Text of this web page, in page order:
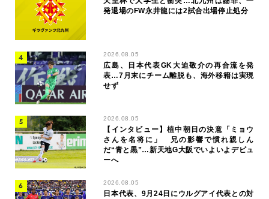
発退場のFW永井龍には2試合出場停止処分
2026.08.05
広島、日本代表GK大迫敬介の再合流を発
表…7月末にチーム離脱も、海外移籍は実現
せず
2026.08.05
【インタビュー】植中朝日の決意「ミョウ
さんを名将に」 兄の影響で慣れ親しん
だ“青と黒”…新天地G大阪でいよいよデビュ
ーへ
2026.08.05
日本代表、9月24日にウルグアイ代表との対